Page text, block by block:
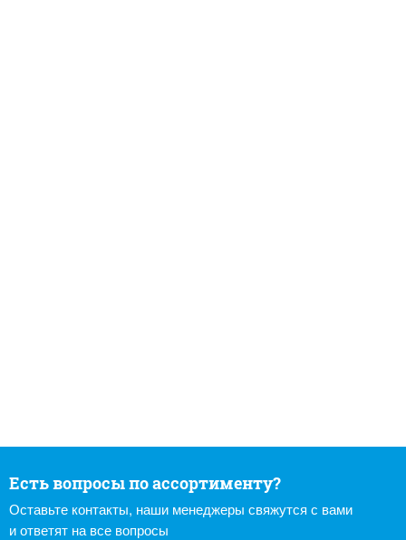
Есть вопросы по ассортименту?
Оставьте контакты, наши менеджеры свяжутся с вами
и ответят на все вопросы